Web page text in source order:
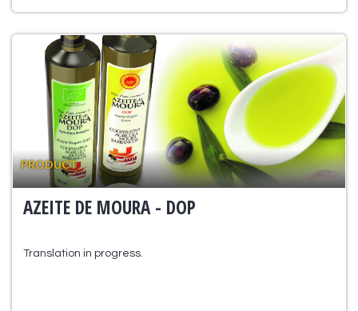
PRODUCT
AZEITE DE MOURA - DOP
Translation in progress.